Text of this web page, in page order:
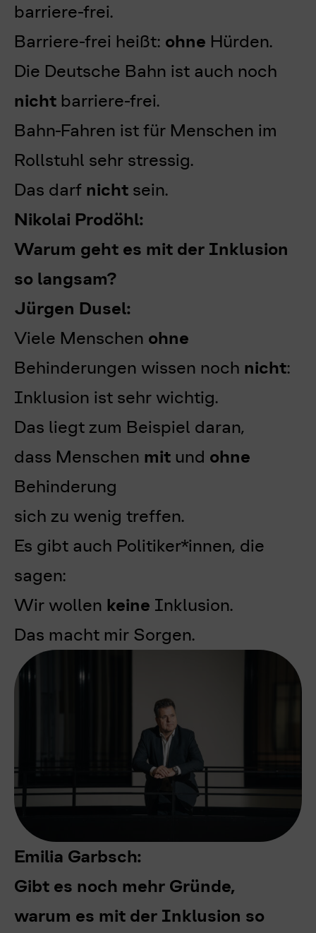
barriere-frei.
Barriere-frei heißt: ohne Hürden.
Die Deutsche Bahn ist auch noch
nicht barriere-frei.
Bahn-Fahren ist für Menschen im
Rollstuhl sehr stressig.
Das darf nicht sein.
Nikolai Prodöhl:
Warum geht es mit der Inklusion
so langsam?
Jürgen Dusel:
Viele Menschen ohne
Behinderungen wissen noch nicht:
Inklusion ist sehr wichtig.
Das liegt zum Beispiel daran,
dass Menschen mit und ohne
Behinderung
sich zu wenig treffen.
Es gibt auch Politiker*innen, die
sagen:
Wir wollen keine Inklusion.
Das macht mir Sorgen.
Emilia Garbsch:
Gibt es noch mehr Gründe,
warum es mit der Inklusion so